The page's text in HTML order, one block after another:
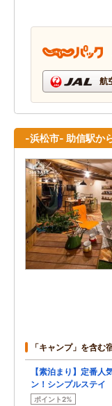
航
-浜松市- 助信駅か
「キャンプ」を含む
【素泊まり】定番人
ン！シンプルステイ
ポイント2%